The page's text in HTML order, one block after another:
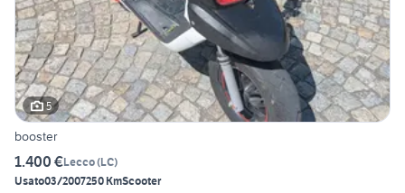
5
booster
1.400 €Lecco(LC)
Usato03/2007250 KmScooter